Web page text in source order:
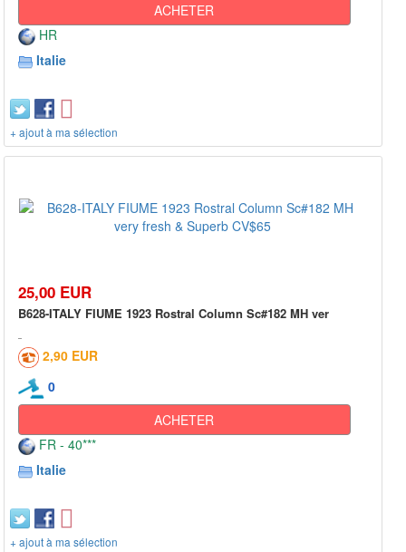
ACHETER
HR
Italie
+ ajout à ma sélection
25,00 EUR
B628-ITALY FIUME 1923 Rostral Column Sc#182 MH ver
2,90 EUR
0
ACHETER
FR - 40***
Italie
+ ajout à ma sélection